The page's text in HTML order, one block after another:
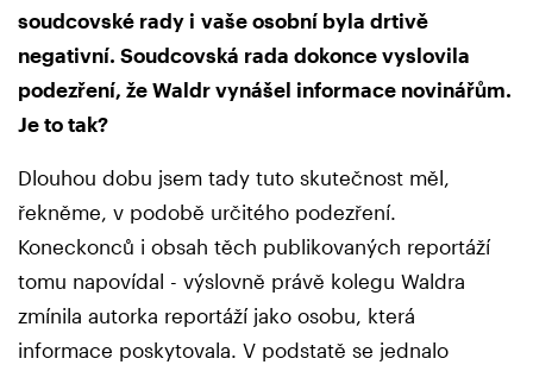
soudcovské rady i vaše osobní byla drtivě
negativní. Soudcovská rada dokonce vyslovila
podezření, že Waldr vynášel informace novinářům.
Je to tak?
Dlouhou dobu jsem tady tuto skutečnost měl,
řekněme, v podobě určitého podezření.
Koneckonců i obsah těch publikovaných reportáží
tomu napovídal - výslovně právě kolegu Waldra
zmínila autorka reportáží jako osobu, která
informace poskytovala. V podstatě se jednalo